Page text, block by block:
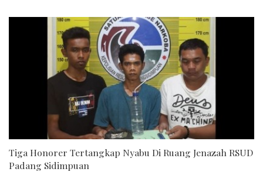
Tiga Honorer Tertangkap Nyabu Di Ruang Jenazah RSUD
Padang Sidimpuan